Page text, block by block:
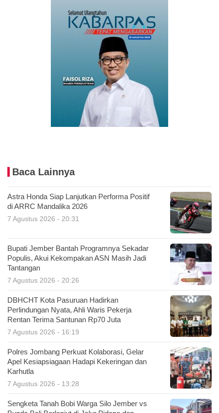
Baca Lainnya
Astra Honda Siap Lanjutkan Performa Positif
di ARRC Mandalika 2026
7 Agustus 2026 - 20:31
Bupati Jember Bantah Programnya Sekadar
Populis, Akui Kekompakan ASN Masih Jadi
Tantangan
7 Agustus 2026 - 20:26
DBHCHT Kota Pasuruan Hadirkan
Perlindungan Nyata, Ahli Waris Pekerja
Rentan Terima Santunan Rp70 Juta
7 Agustus 2026 - 16:19
Polres Jombang Perkuat Kolaborasi, Gelar
Apel Kesiapsiagaan Hadapi Kekeringan dan
Karhutla
7 Agustus 2026 - 13:28
Sengketa Tanah Bobi Warga Silo Jember vs